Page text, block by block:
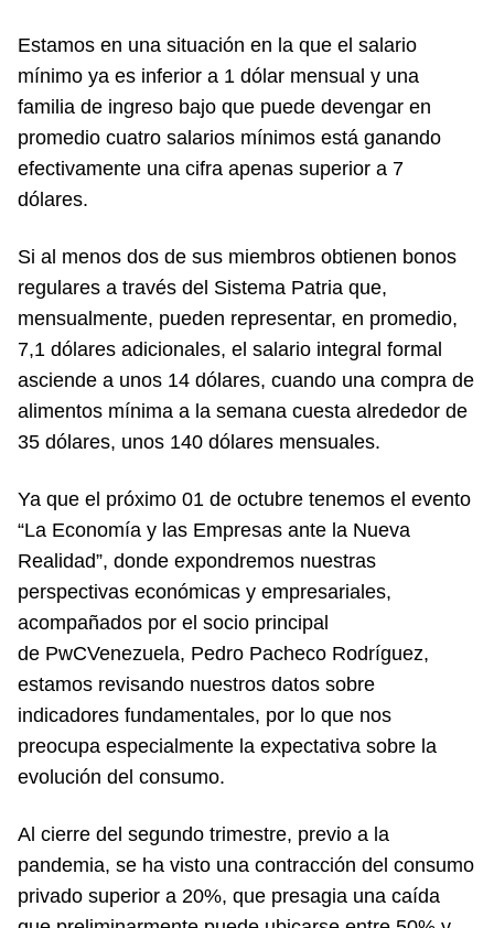
Estamos en una situación en la que el salario
mínimo ya es inferior a 1 dólar mensual y una
familia de ingreso bajo que puede devengar en
promedio cuatro salarios mínimos está ganando
efectivamente una cifra apenas superior a 7
dólares.
Si al menos dos de sus miembros obtienen bonos
regulares a través del Sistema Patria que,
mensualmente, pueden representar, en promedio,
7,1 dólares adicionales, el salario integral formal
asciende a unos 14 dólares, cuando una compra de
alimentos mínima a la semana cuesta alrededor de
35 dólares, unos 140 dólares mensuales.
Ya que el próximo 01 de octubre tenemos el evento
“La Economía y las Empresas ante la Nueva
Realidad”, donde expondremos nuestras
perspectivas económicas y empresariales,
acompañados por el socio principal
de PwCVenezuela, Pedro Pacheco Rodríguez,
estamos revisando nuestros datos sobre
indicadores fundamentales, por lo que nos
preocupa especialmente la expectativa sobre la
evolución del consumo.
Al cierre del segundo trimestre, previo a la
pandemia, se ha visto una contracción del consumo
privado superior a 20%, que presagia una caída